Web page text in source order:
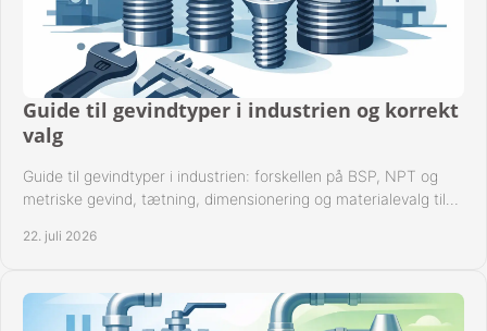
Guide til gevindtyper i industrien og korrekt
valg
Guide til gevindtyper i industrien: forskellen på BSP, NPT og
metriske gevind, tætning, dimensionering og materialevalg til
22. juli 2026